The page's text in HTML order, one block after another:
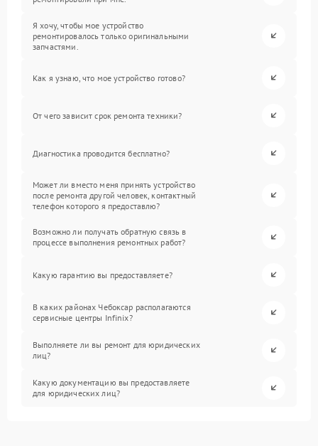
Я хочу, чтобы мое устройство
ремонтировалось только оригинальными
запчастями.
Как я узнаю, что мое устройство готово?
От чего зависит срок ремонта техники?
Диагностика проводится бесплатно?
Может ли вместо меня принять устройство
после ремонта другой человек, контактный
телефон которого я предоставлю?
Возможно ли получать обратную связь в
процессе выполнения ремонтных работ?
Какую гарантию вы предоставляете?
В каких районах Чебоксар располагаются
сервисные центры Infinix?
Выполняете ли вы ремонт для юридических
лиц?
Какую документацию вы предоставляете
для юридических лиц?